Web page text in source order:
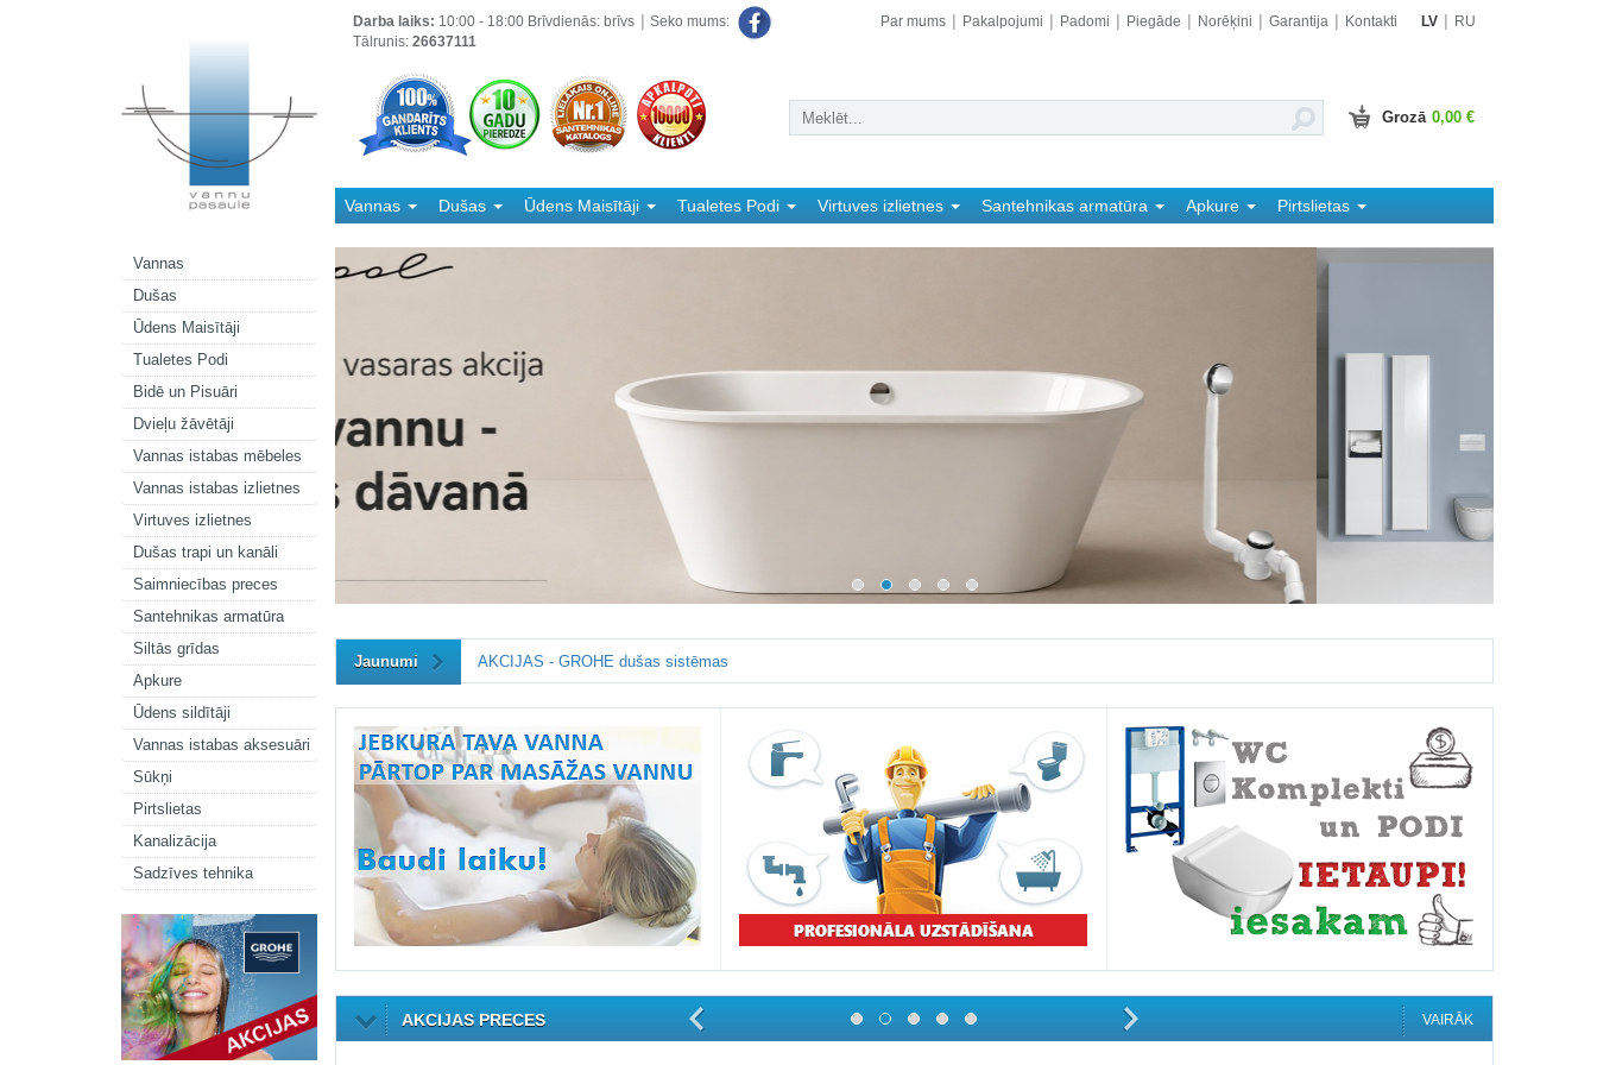
Vannas
Dušas
Ūdens Maisītāji
Tualetes Podi
Bidē un Pisuāri
Dvieļu žāvētāji
Vannas istabas mēbeles
Vannas istabas izlietnes
Virtuves izlietnes
Dušas trapi un kanāli
Saimniecības preces
Santehnikas armatūra
Siltās grīdas
Apkure
Ūdens sildītāji
Vannas istabas aksesuāri
Sūkņi
Pirtslietas
Kanalizācija
Sadzīves tehnika
Darba laiks: 10:00 - 18:00 Brīvdienās: brīvs
Tālrunis: 26637111
Seko mums: Par mums Pakalpojumi Padomi Piegāde Norēķini Garantija Kontakti LV RU
Grozā 0,00 €
Vannas Dušas Ūdens Maisītāji Tualetes Podi Virtuves izlietnes Santehnikas armatūra Apkure
Pirtslietas
Jaunumi AKCIJAS - GROHE dušas sistēmas
AKCIJAS PRECES VAIRĀK